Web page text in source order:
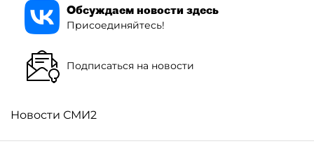
Обсуждаем новости здесь
Присоединяйтесь!
Подписаться на новости
Новости СМИ2